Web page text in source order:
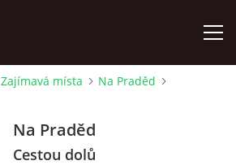
Zajímavá místa
Na Praděd
Na Praděd
Cestou dolů